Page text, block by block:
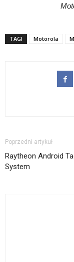
TAGI Motorola
Poprzedni artykuł
Raytheon Android
System